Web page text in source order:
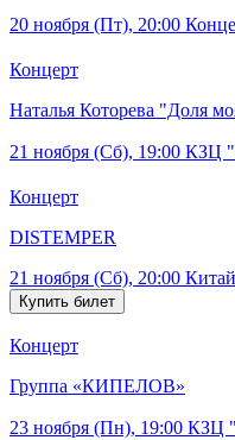
20 ноября (Пт), 20:00
Концерт
Наталья Которева "Доля
21 ноября (Сб), 19:00 КЗЦ
Концерт
DISTEMPER
21 ноября (Сб), 20:00
Концерт
Группа «КИПЕЛОВ»
23 ноября (Пн), 19:00 КЗЦ